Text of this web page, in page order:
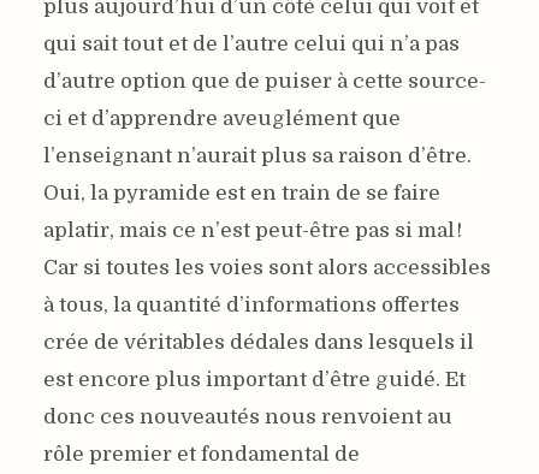
Être professeur aujourd’hui
par
Benjamin Righetti
1 mars 2017
plus aujourd’hui d’un côté celui qui voit et
qui sait tout et de l’autre celui qui n’a pas
d’autre option que de puiser à cette source-
ci et d’apprendre aveuglément que
l’enseignant n’aurait plus sa raison d’être.
Oui, la pyramide est en train de se faire
aplatir, mais ce n’est peut-être pas si mal !
Car si toutes les voies sont alors accessibles
à tous, la quantité d’informations offertes
crée de véritables dédales dans lesquels il
est encore plus important d’être guidé. Et
donc ces nouveautés nous renvoient au
rôle premier et fondamental de